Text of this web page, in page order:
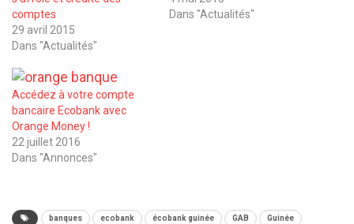
comptes
29 avril 2015
Dans "Actualités"
Dans "Actualités"
Accédez à votre compte
bancaire Ecobank avec
Orange Money !
22 juillet 2016
Dans "Annonces"
banques ecobank écobank guinée GAB Guinée